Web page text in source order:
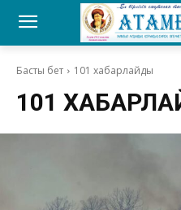
Басты бет 101 хабарлайды
101